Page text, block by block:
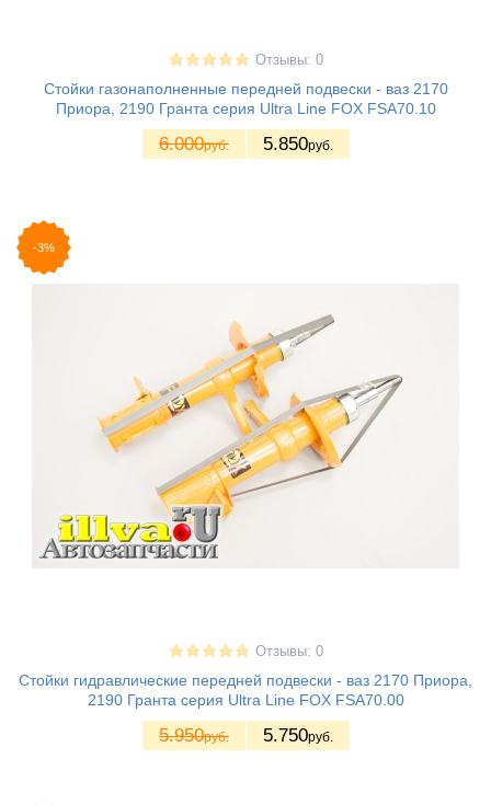
Отзывы: 0
Стойки газонаполненные передней подвески - ваз 2170
Приора, 2190 Гранта серия Ultra Line FOX FSA70.10
6.000руб. 5.850руб.
-3%
Отзывы: 0
Стойки гидравлические передней подвески - ваз 2170 Приора,
2190 Гранта серия Ultra Line FOX FSA70.00
5.950руб. 5.750руб.